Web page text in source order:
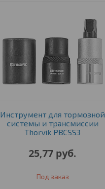
Инструмент для тормозной
системы и трансмиссии
Thorvik PBCSS3
25,77 руб.
Под заказ